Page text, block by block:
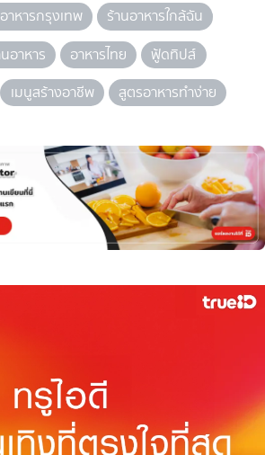
าหารกรุงเทพ
ร้านอาหารใกล้ฉัน
อาหาร อาหารไทย
ฟู้ดทิปส์
เมนูสร้างอาชีพ สูตรอาหารทำง่าย